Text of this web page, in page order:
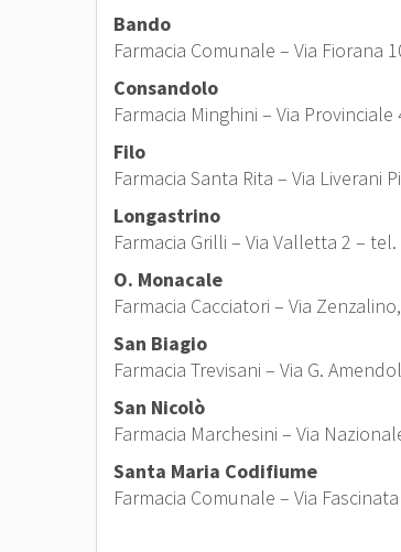
Bando
Farmacia Comunale – Via Fiorana
Consandolo
Farmacia Minghini – Via
Filo
Farmacia Santa Rita – Via Liverani
Longastrino
Farmacia Grilli – Via Valletta 2 –
O. Monacale
Farmacia Cacciatori – Via
San Biagio
Farmacia Trevisani – Via G.
San Nicolò
Farmacia Marchesini – Via
Santa Maria Codifiume
Farmacia Comunale – Via